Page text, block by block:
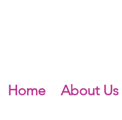
Home About Us